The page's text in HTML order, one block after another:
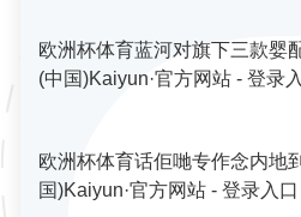
欧洲杯体育蓝河对旗下三款婴
(中国)Kaiyun·官方网站 - 登录
欧洲杯体育话佢哋专作念内地
国)Kaiyun·官方网站 - 登录入口